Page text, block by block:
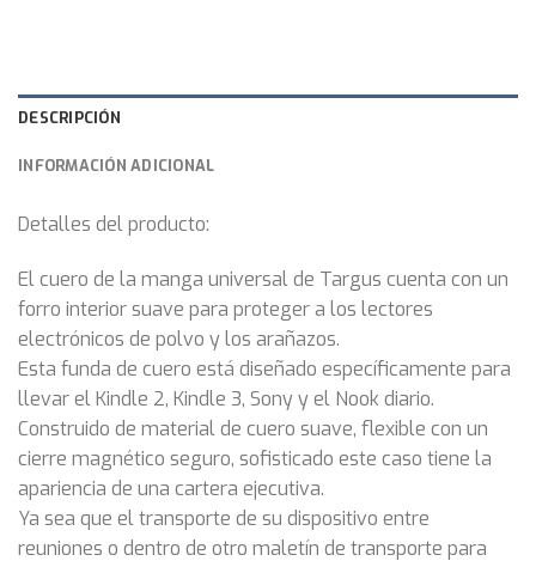
DESCRIPCIÓN
INFORMACIÓN ADICIONAL
Detalles del producto:
El cuero de la manga universal de Targus cuenta con un
forro interior suave para proteger a los lectores
electrónicos de polvo y los arañazos.
Esta funda de cuero está diseñado específicamente para
llevar el Kindle 2, Kindle 3, Sony y el Nook diario.
Construido de material de cuero suave, flexible con un
cierre magnético seguro, sofisticado este caso tiene la
apariencia de una cartera ejecutiva.
Ya sea que el transporte de su dispositivo entre
reuniones o dentro de otro maletín de transporte para